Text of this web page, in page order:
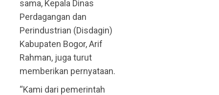
sama, Kepala Dinas
Perdagangan dan
Perindustrian (Disdagin)
Kabupaten Bogor, Arif
Rahman, juga turut
memberikan pernyataan.
“Kami dari pemerintah